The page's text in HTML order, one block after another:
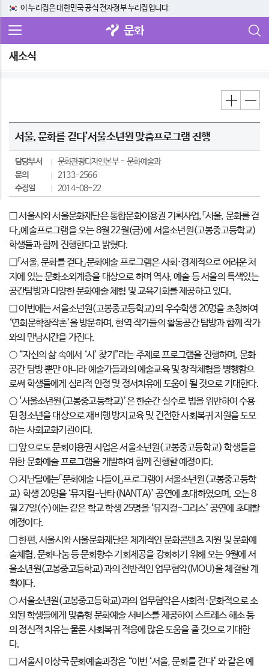
이 누리집은 대한민국 공식 전자정부 누리집입니다.
문화
새소식
서울, 문화를 걷다’서울소년원 맞춤프로그램 진행
담당부서 문화관광디자인본부
문화예술과
문의
2133-2566
수정일
2014-08-22
□ 서울시와 서울문화재단은 통합문화이용권 기획사업,「서울, 문화를 걷
다」예술프로그램을 오는 8월 22월(금)에 서울소년원(고봉중고등학교)
학생들과 함께 진행한다고 밝혔다.
□「서울, 문화를 걷다」문화예술 프로그램은 사회·경제적으로 어려운 처
지에 있는 문화소외계층을 대상으로 하며 역사, 예술 등 서울의 특색있는
공간탐방과 다양한 문화예술 체험 및 교육기회를 제공하고 있다.
□ 이번에는 서울소년원(고봉중고등학교)의 우수학생 20명을 초청하여
‘연희문학창작촌’을 방문하며, 현역 작가들의 활동공간 탐방과 함께 작가
와의 만남시간을 가진다.
○ “자신의 삶 속에서 ‘시’ 찾기”라는 주제로 프로그램을 진행하며, 문화
공간 탐방 뿐만 아니라 예술가들과의 예술교육 및 창작체험을 병행함으
로써 학생들에게 심리적 안정 및 정서치유에 도움이 될 것으로 기대한다.
○ ‘서울소년원(고봉중고등학교)’은 한순간 실수로 법을 위반하여 수용
된 청소년을 대상으로 재비행 방지교육 및 건전한 사회복귀 지원을 도모
하는 사회교화기관이다.
□ 앞으로도 문화이용권 사업은 서울소년원(고봉중고등학교) 학생들을
위한 문화예술 프로그램을 개발하여 함께 진행할 예정이다.
○ 지난달에는「문화예술 나들이」프로그램이 서울소년원(고봉중고등학
교) 학생 20명을 ‘뮤지컬-난타(NANTA)’ 공연에 초대하였으며, 오는 8
월 27일(수)에는 같은 학교 학생 25명을 ‘뮤지컬-그리스’ 공연에 초대할
예정이다.
□ 한편, 서울시와 서울문화재단은 체계적인 문화콘텐츠 지원 및 문화예
술체험, 문화나눔 등 문화향수 기회제공을 강화하기 위해 오는 9월에 서
울소년원(고봉중고등학교)과의 전반적인 업무협약(MOU)을 체결할 계
획이다.
○ 서울소년원(고봉중고등학교)과의 업무협약은 사회적·문화적으로 소
외된 학생들에게 맞춤형 문화예술 서비스를 제공하여 스트레스 해소 등
의 정신적 치유는 물론 사회복귀 적응에 많은 도움을 줄 것으로 기대한
다.
□ 서울시 이상국 문화예술과장은 “이번 ‘서울, 문화를 걷다’ 와 같은 예